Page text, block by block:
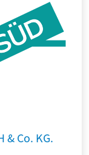
Co. KG.